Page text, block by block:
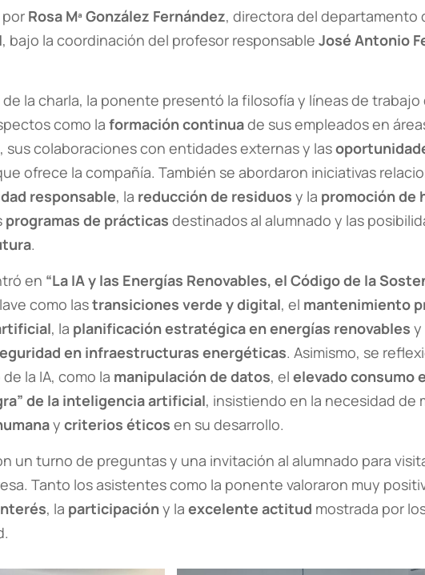
Rosa Mª González Fernández, directora del departamento
, bajo la coordinación del profesor responsable José Antonio
la charla, la ponente presentó la filosofía y líneas de trabajo
como la formación continuade sus empleados en
, sus colaboraciones con entidades externas y las
ofrece la compañía. También se abordaron iniciativas
responsable, la reducción de residuos y la promoción de
programas de prácticas destinados al alumnado y las
.
en “La IA y las Energías Renovables, el Código de la
como lastransiciones verde y digital, el mantenimiento
, la planificación estratégica en energías renovables y
en infraestructuras energéticas. Asimismo, se
la IA, como la manipulación de datos, el elevado consumo
de la inteligencia artificial, insistiendo en la necesidad de
y criterios éticos en su desarrollo.
un turno de preguntas y una invitación al alumnado para
Tanto los asistentes como la ponente valoraron muy
, la participacióny la excelente actitud mostrada por